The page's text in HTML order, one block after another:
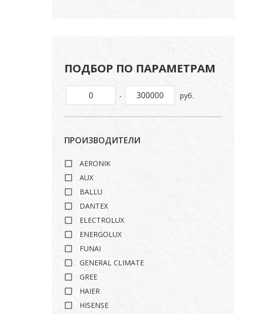
ПОДБОР ПО ПАРАМЕТРАМ
- руб.
ПРОИЗВОДИТЕЛИ
AERONIK
AUX
BALLU
DANTEX
ELECTROLUX
ENERGOLUX
FUNAI
GENERAL CLIMATE
GREE
HAIER
HISENSE